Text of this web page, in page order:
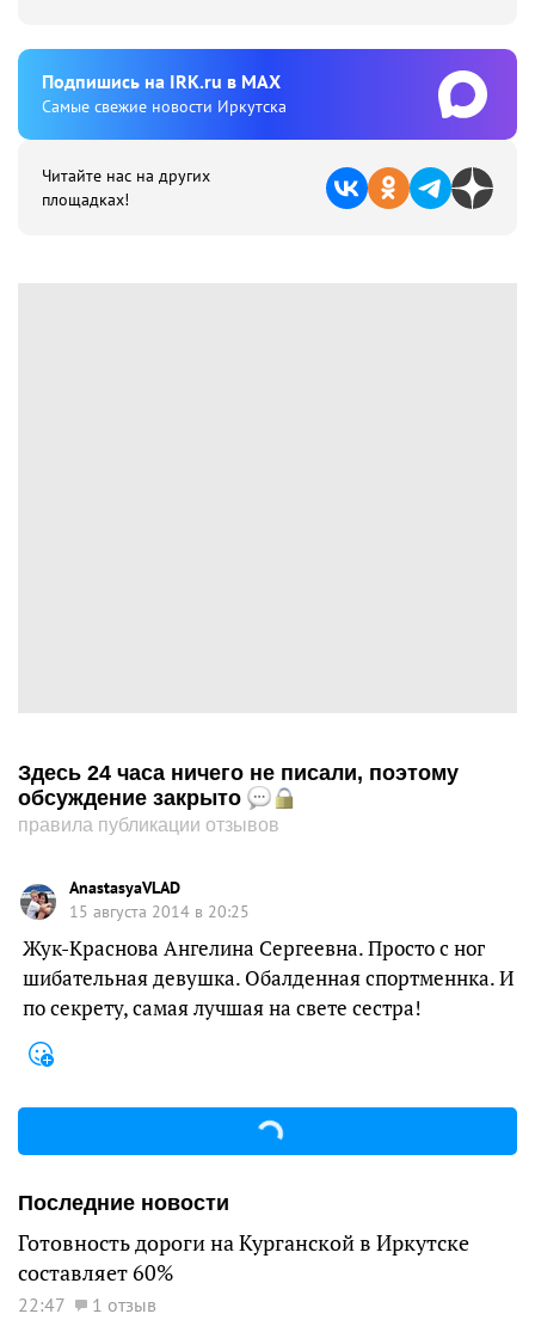
Подпишиcь на IRK.ru в MAX
Cамые свежие новости Иркутска
Читайте нас на других
площадках!
Здесь 24 часа ничего не писали, поэтому
обсуждение закрыто
правила публикации отзывов
AnastasyaVLAD
15 августа 2014 в 20:25
Жук-Краснова Ангелина Сергеевна. Просто с ног
шибательная девушка. Обалденная спортменнка. И
по секрету, самая лучшая на свете сестра!
Последние новости
Готовность дороги на Курганской в Иркутске
составляет 60%
22:47 1 отзыв